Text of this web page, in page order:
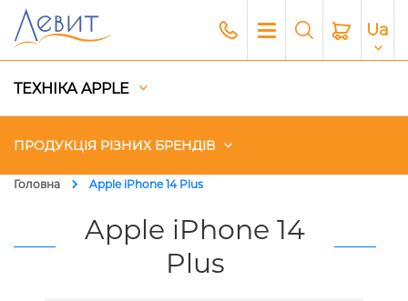
Ua
ТЕХНІКА APPLE
ПРОДУКЦІЯ РІЗНИХ БРЕНДІВ
Головна Apple iPhone 14 Plus
Apple iPhone 14
Plus